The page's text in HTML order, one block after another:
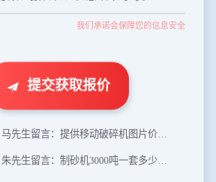
我们承诺会保障您的信息安全
提交获取报价
李小姐留言：100吨陶瓷球磨机的型号和参数？
肖先生留言：制砂用球磨机还是棒磨机？每小时100吨价格。
马先生留言：提供移动破碎机图片价格表。
朱先生留言：制砂机3000吨一套多少钱？
张先生留言：碎石机有几种型号？碎石机械设备一套价格？